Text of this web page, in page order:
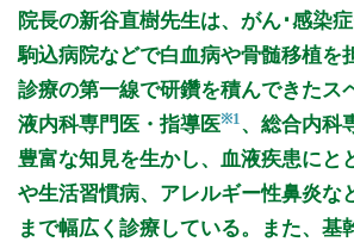
備考: 窓口での受付は朝9:20、午後は
間中は受付を行なっております。
web,LINEでの事前順番受付や予約も可能
耳鼻科は曜日が限定されており、ご確認
※診療時間や臨時休診・診療内容等につい
機関ホームページ、またはお電話にて
>>病院なびで医療機関の詳細を見る
院長の新谷直樹先生は、がん･感染
駒込病院などで白血病や骨髄移植を
診療の第一線で研鑽を積んできたス
液内科専門医・指導医※1、総合内科
豊富な知見を生かし、血液疾患にと
や生活習慣病、アレルギー性鼻炎な
まで幅広く診療している。また、基